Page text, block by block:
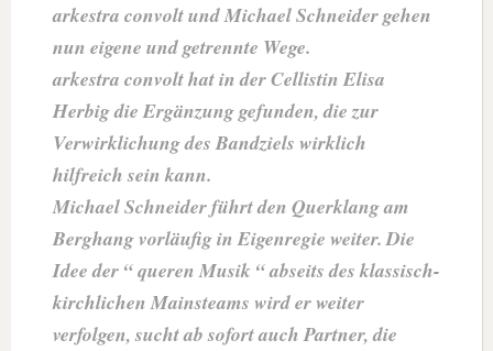
arkestra convolt und Michael Schneider gehen
nun eigene und getrennte Wege.
arkestra convolt hat in der Cellistin Elisa
Herbig die Ergänzung gefunden, die zur
Verwirklichung des Bandziels wirklich
hilfreich sein kann.
Michael Schneider führt den Querklang am
Berghang vorläufig in Eigenregie weiter. Die
Idee der “ queren Musik “ abseits des klassisch-
kirchlichen Mainsteams wird er weiter
verfolgen, sucht ab sofort auch Partner, die